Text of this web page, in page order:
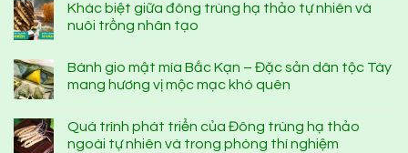
Khác biệt giữa đông trùng hạ thảo tự nhiên và
nuôi trồng nhân tạo
Bánh gio mật mía Bắc Kạn – Đặc sản dân tộc Tày
mang hương vị mộc mạc khó quên
Quá trình phát triển của Đông trùng hạ thảo
ngoài tự nhiên và trong phòng thí nghiệm